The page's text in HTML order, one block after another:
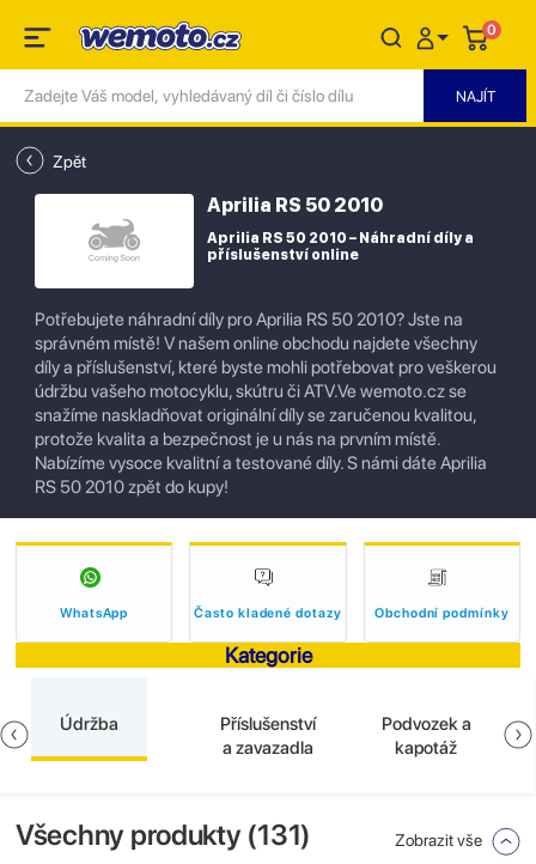
0
Zpět
Aprilia RS 50 2010
Aprilia RS 50 2010 – Náhradní díly a
příslušenství online
Potřebujete náhradní díly pro Aprilia RS 50 2010? Jste na
správném místě! V našem online obchodu najdete všechny
díly a příslušenství, které byste mohli potřebovat pro veškerou
údržbu vašeho motocyklu, skútru či ATV.Ve wemoto.cz se
snažíme naskladňovat originální díly se zaručenou kvalitou,
protože kvalita a bezpečnost je u nás na prvním místě.
Nabízíme vysoce kvalitní a testované díly. S námi dáte Aprilia
RS 50 2010 zpět do kupy!
WhatsApp Často kladené dotazy Obchodní podmínky
Kategorie
Údržba
Příslušenství
a zavazadla
Podvozek a
kapotáž
Všechny produkty (131) Zobrazit vše